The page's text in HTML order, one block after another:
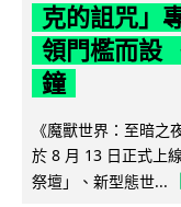
克的詛咒」
領門檻而設
鐘
《魔獸世界：至暗
於 8 月 13 日正式上
祭壇」、新型態世...